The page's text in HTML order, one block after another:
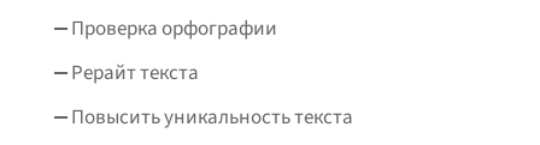
Проверка орфографии
Рерайт текста
Повысить уникальность текста